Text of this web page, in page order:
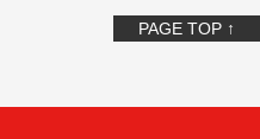
PAGE TOP ↑